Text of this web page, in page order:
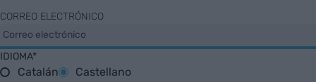
CORREO ELECTRÓNICO
IDIOMA*
Catalán Castellano